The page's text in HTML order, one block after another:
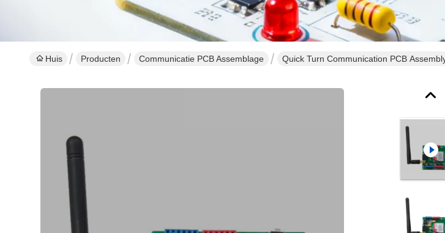
Huis Producten Communicatie PCB Assemblage Quick Turn Communication PCB